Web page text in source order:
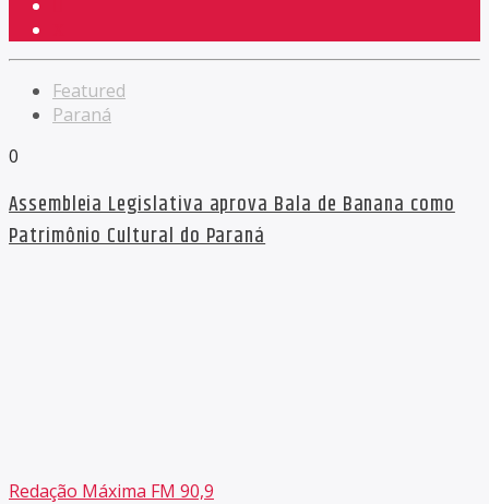
Featured
Paraná
0
Assembleia Legislativa aprova Bala de Banana como
Patrimônio Cultural do Paraná
Redação Máxima FM 90,9